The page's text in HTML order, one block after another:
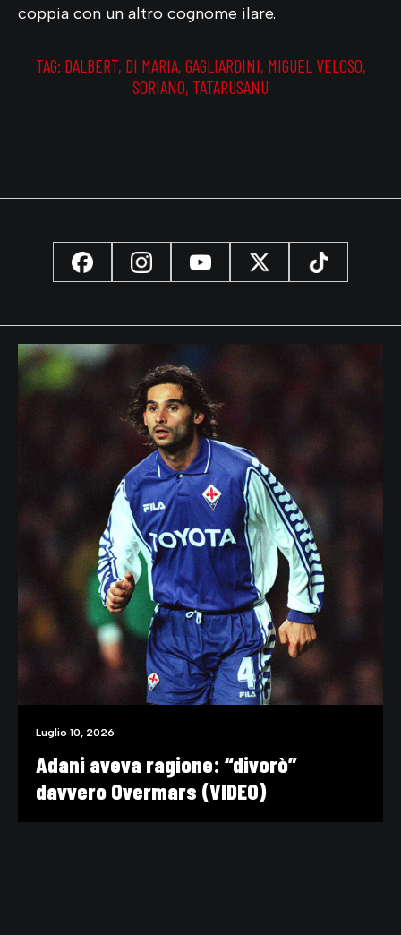
coppia con un altro cognome ilare.
TAG: DALBERT, DI MARIA, GAGLIARDINI, MIGUEL VELOSO,
SORIANO, TATARUSANU
Luglio 10, 2026
Adani aveva ragione: “divorò”
davvero Overmars (VIDEO)